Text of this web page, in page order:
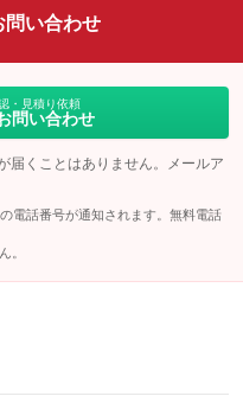
ルーフレール
：装備なし
：装備なし
問い合わせ
・見積り依頼
問い合わせ
届くことはありません。メールア
電話番号が通知されます。無料電話
。